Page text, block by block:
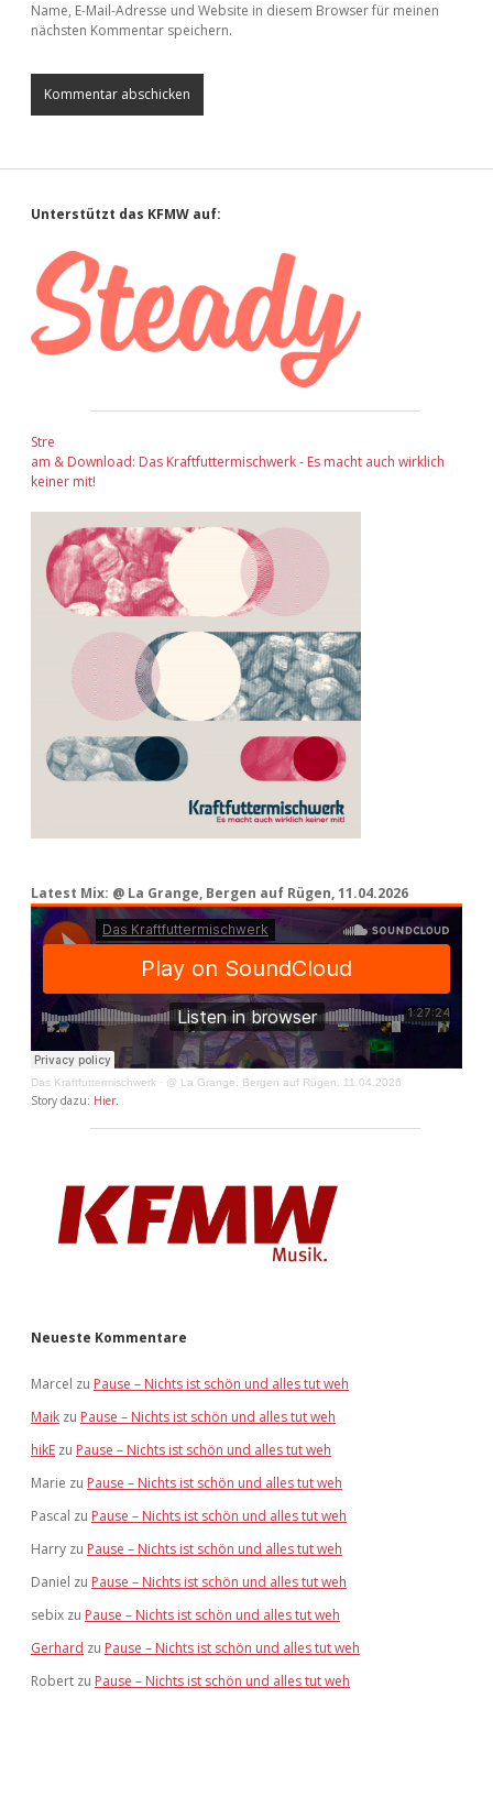
Name, E-Mail-Adresse und Website in diesem Browser für meinen
nächsten Kommentar speichern.
Sidebar
Unterstützt das KFMW auf:
Stre
am & Download: Das Kraftfuttermischwerk - Es macht auch wirklich
keiner mit!
Latest Mix: @ La Grange, Bergen auf Rügen, 11.04.2026
Das Kraftfuttermischwerk · @ La Grange, Bergen auf Rügen, 11.04.2026
Story dazu: Hier.
Neueste Kommentare
Marcel zu Pause – Nichts ist schön und alles tut weh
Maik zu Pause – Nichts ist schön und alles tut weh
hikE zu Pause – Nichts ist schön und alles tut weh
Marie zu Pause – Nichts ist schön und alles tut weh
Pascal zu Pause – Nichts ist schön und alles tut weh
Harry zu Pause – Nichts ist schön und alles tut weh
Daniel zu Pause – Nichts ist schön und alles tut weh
sebix zu Pause – Nichts ist schön und alles tut weh
Gerhard zu Pause – Nichts ist schön und alles tut weh
Robert zu Pause – Nichts ist schön und alles tut weh